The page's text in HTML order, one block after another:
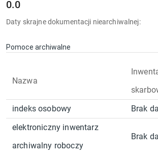
0.0
Daty skrajne dokumentacji niearchiwalnej:
Pomoce archiwalne
Nazwa
indeks osobowy
Brak
elektroniczny inwentarz
archiwalny roboczy
Brak